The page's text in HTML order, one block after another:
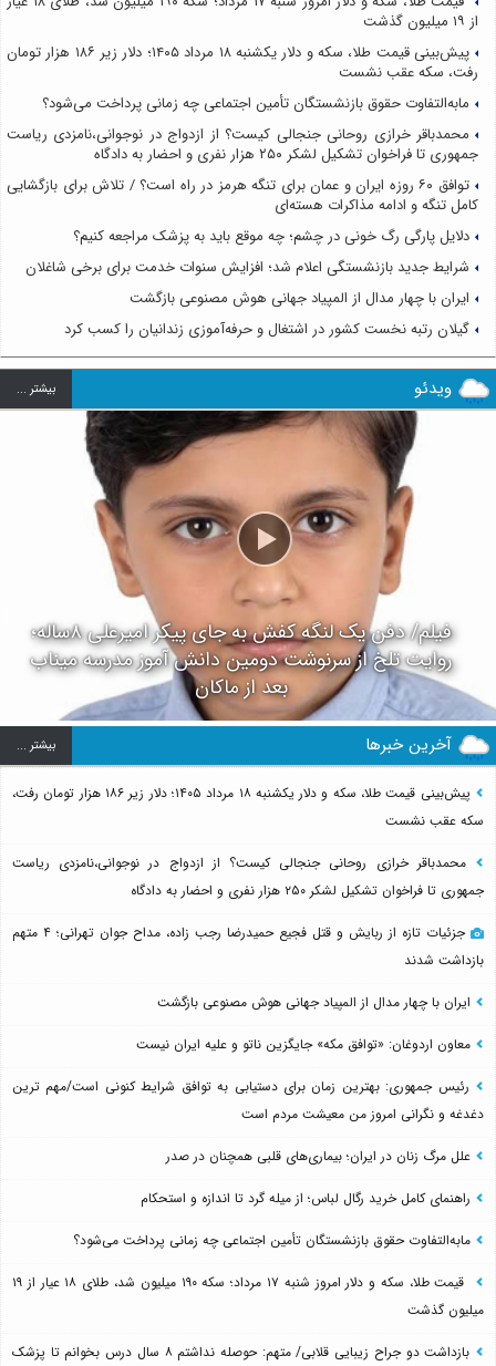
از ۱۹ میلیون گذشت
پیش‌بینی قیمت طلا، سکه و دلار یکشنبه ۱۸ مرداد ۱۴۰۵؛ دلار زیر ۱۸۶ هزار تومان
رفت، سکه عقب نشست
مابه‌التفاوت حقوق بازنشستگان تأمین اجتماعی چه زمانی پرداخت می‌شود؟
محمدباقر خرازی روحانی جنجالی کیست؟ از ازدواج در نوجوانی،نامزدی ریاست
جمهوری تا فراخوان تشکیل لشکر ۲۵۰ هزار نفری و احضار به دادگاه
توافق ۶۰ روزه ایران و عمان برای تنگه هرمز در راه است؟ / تلاش برای بازگشایی
کامل تنگه و ادامه مذاکرات هسته‌ای
دلایل پارگی رگ خونی در چشم؛ چه موقع باید به پزشک مراجعه کنیم؟
شرایط جدید بازنشستگی اعلام شد؛ افزایش سنوات خدمت برای برخی شاغلان
ایران با چهار مدال از المپیاد جهانی هوش مصنوعی بازگشت
گیلان رتبه نخست کشور در اشتغال و حرفه‌آموزی زندانیان را کسب کرد
ویدئو بيشتر ...
فیلم/ دفن یک لنگه کفش به جای پیکر امیرعلی ۸ساله؛
روایت تلخ از سرنوشت دومین دانش آموز مدرسه میناب
بعد از ماکان
آخرین خبرها بيشتر ...
پیش‌بینی قیمت طلا، سکه و دلار یکشنبه ۱۸ مرداد ۱۴۰۵؛ دلار زیر ۱۸۶ هزار تومان رفت،
سکه عقب نشست
محمدباقر خرازی روحانی جنجالی کیست؟ از ازدواج در نوجوانی،نامزدی ریاست
جمهوری تا فراخوان تشکیل لشکر ۲۵۰ هزار نفری و احضار به دادگاه
جزئیات تازه از ربایش و قتل فجیع حمیدرضا رجب زاده، مداح جوان تهرانی؛ ۴ متهم
بازداشت شدند
ایران با چهار مدال از المپیاد جهانی هوش مصنوعی بازگشت
معاون اردوغان: «توافق مکه» جایگزین ناتو و علیه ایران نیست
رئیس جمهوری: بهترین زمان برای دستیابی به توافق شرایط کنونی است/مهم ترین
دغدغه و نگرانی امروز من معیشت مردم است
علل مرگ زنان در ایران؛ بیماری‌های قلبی همچنان در صدر
راهنمای کامل خرید رگال لباس؛ از میله گرد تا اندازه و استحکام
مابه‌التفاوت حقوق بازنشستگان تأمین اجتماعی چه زمانی پرداخت می‌شود؟
قیمت طلا، سکه و دلار امروز شنبه ۱۷ مرداد؛ سکه ۱۹۰ میلیون شد، طلای ۱۸ عیار از ۱۹
میلیون گذشت
بازداشت دو جراح زیبایی قلابی/ متهم: حوصله نداشتم ۸ سال درس بخوانم تا پزشک